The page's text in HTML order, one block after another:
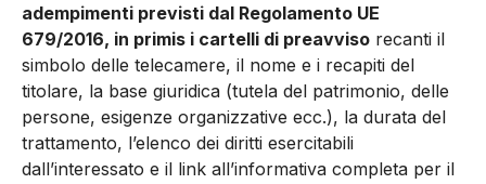
adempimenti previsti dal Regolamento UE
679/2016, in primis i cartelli di preavviso recanti il
simbolo delle telecamere, il nome e i recapiti del
titolare, la base giuridica (tutela del patrimonio, delle
persone, esigenze organizzative ecc.), la durata del
trattamento, l’elenco dei diritti esercitabili
dall’interessato e il link all’informativa completa per il